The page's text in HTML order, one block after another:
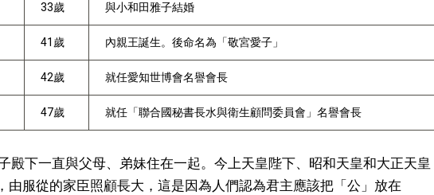
33歲 與小和田雅子結婚
41歲 內親王誕生。後命名為「敬宮愛子」
42歲 就任愛知世博會名譽會長
47歲 就任「聯合國秘書長水與衛生顧問委員會」名譽會長
殿下一直與父母、弟妹住在一起。今上天皇陛下、昭和天皇和大正天皇
由服從的家臣照顧長大，這是因為人們認為君主應該把「公」放在